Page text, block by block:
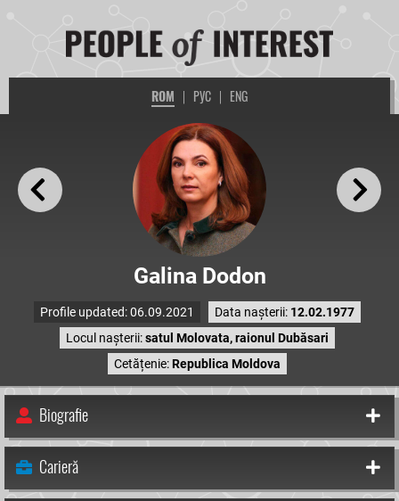
ROM | РУС | ENG
Galina Dodon
Profile updated: 06.09.2021 Data nașterii: 12.02.1977
Locul nașterii:satul Molovata, raionul Dubăsari
Cetățenie:Republica Moldova
Biografie
Carieră